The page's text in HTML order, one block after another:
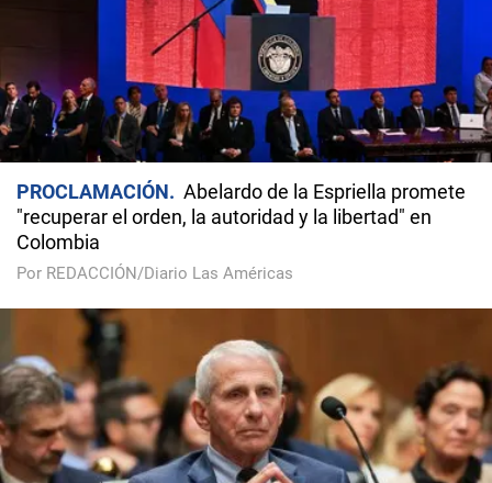
PROCLAMACIÓN
Abelardo de la Espriella promete
"recuperar el orden, la autoridad y la libertad" en
Colombia
Por REDACCIÓN/Diario Las Américas